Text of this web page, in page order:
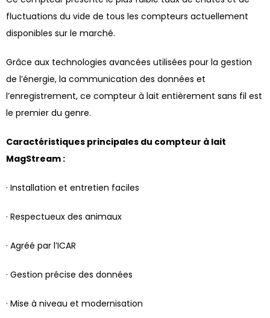
fluctuations du vide de tous les compteurs actuellement
disponibles sur le marché.
Grâce aux technologies avancées utilisées pour la gestion
de l’énergie, la communication des données et
l’enregistrement, ce compteur à lait entièrement sans fil est
le premier du genre.
Caractéristiques principales du compteur à lait
MagStream :
· Installation et entretien faciles
· Respectueux des animaux
· Agréé par l’ICAR
· Gestion précise des données
· Mise à niveau et modernisation